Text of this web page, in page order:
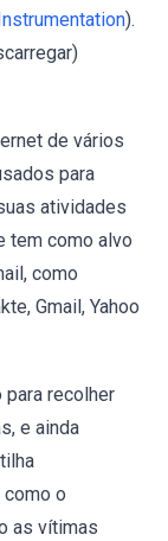
).
de vários
para
atividades
tem como alvo
como
Gmail, Yahoo
recolher
e ainda
o
as vítimas